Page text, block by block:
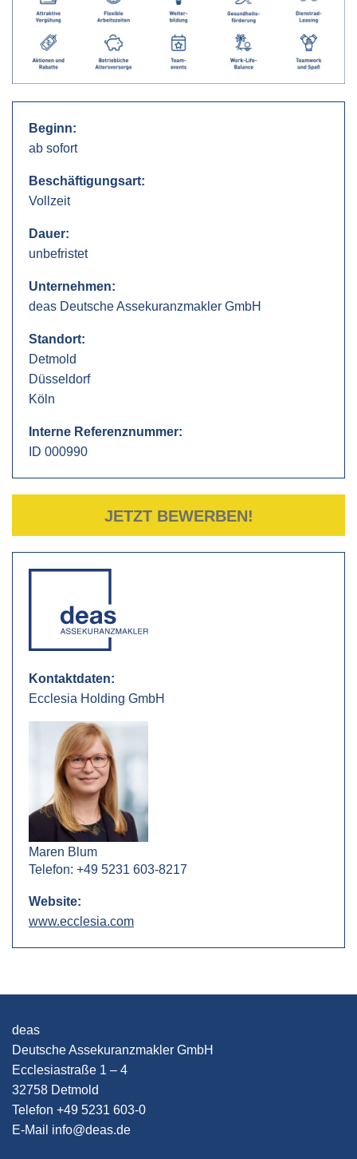
Beginn:
ab sofort
Beschäftigungsart:
Vollzeit
Dauer:
unbefristet
Unternehmen:
deas Deutsche Assekuranzmakler GmbH
Standort:
Detmold
Düsseldorf
Köln
Interne Referenznummer:
ID 000990
JETZT BEWERBEN!
Kontaktdaten:
Ecclesia Holding GmbH
Maren Blum
Telefon: +49 5231 603-8217
Website:
www.ecclesia.com
deas
Deutsche Assekuranzmakler GmbH
Ecclesiastraße 1 – 4
32758 Detmold
Telefon +49 5231 603-0
E-Mail info@deas.de